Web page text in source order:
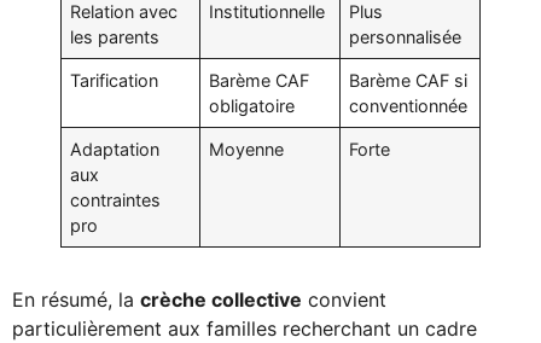
Relation avec
les parents
Institutionnelle
Plus
personnalisée
Tarification
Barème CAF
obligatoire
Barème CAF si
conventionnée
Adaptation
aux
contraintes
pro
Moyenne Forte
En résumé, la crèche collective convient
particulièrement aux familles recherchant un cadre